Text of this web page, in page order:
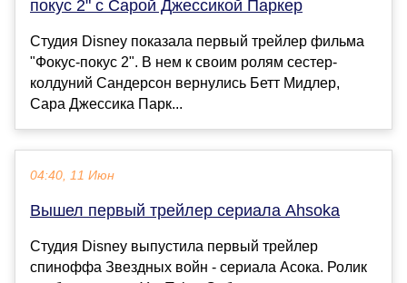
покус 2" с Сарой Джессикой Паркер
Студия Disney показала первый трейлер фильма
"Фокус-покус 2". В нем к своим ролям сестер-
колдуний Сандерсон вернулись Бетт Мидлер,
Сара Джессика Парк...
04:40, 11 Июн
Вышел первый трейлер сериала Ahsoka
Студия Disney выпустила первый трейлер
спиноффа Звездных войн - сериала Асока. Ролик